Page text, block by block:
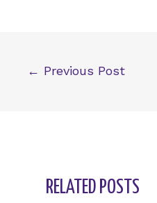
← Previous Post
RELATED POSTS